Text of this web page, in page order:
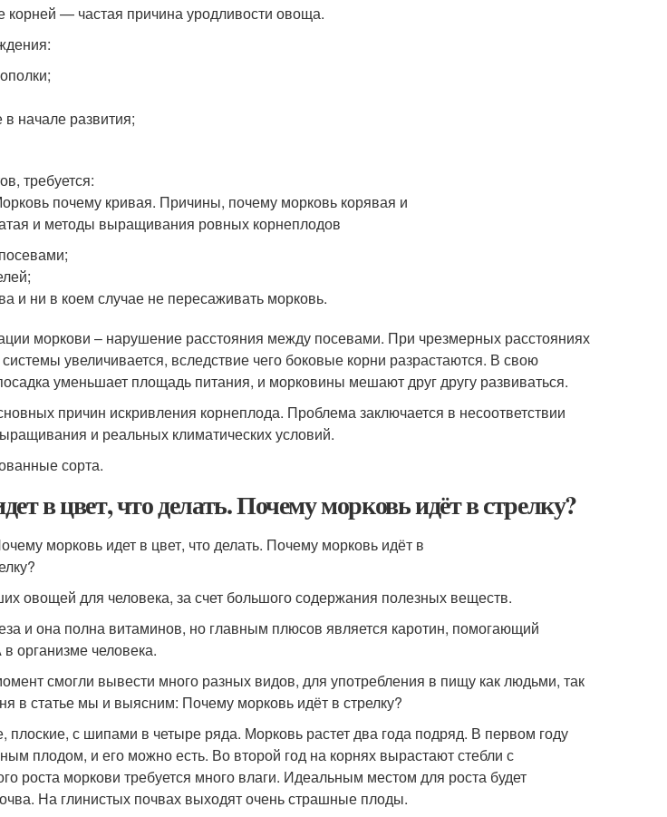
корней — частая причина уродливости овоща.
в начале развития;
требуется:
и ни в коем случае не пересаживать морковь.
моркови – нарушение расстояния между посевами. При чрезмерных расстояниях
увеличивается, вследствие чего боковые корни разрастаются. В свою
уменьшает площадь питания, и морковины мешают друг другу развиваться.
причин искривления корнеплода. Проблема заключается в несоответствии
и реальных климатических условий.
сорта.
в цвет, что делать. Почему морковь идёт в стрелку?
овощей для человека, за счет большого содержания полезных веществ.
и она полна витаминов, но главным плюсов является каротин, помогающий
организме человека.
смогли вывести много разных видов, для употребления в пищу как людьми, так
в статье мы и выясним: Почему морковь идёт в стрелку?
с шипами в четыре ряда. Морковь растет два года подряд. В первом году
плодом, и его можно есть. Во второй год на корнях вырастают стебли с
роста моркови требуется много влаги. Идеальным местом для роста будет
На глинистых почвах выходят очень страшные плоды.